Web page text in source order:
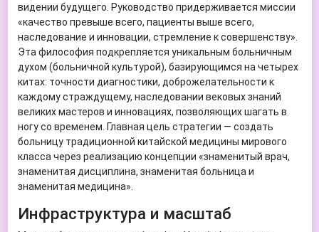
видении будущего. Руководство придерживается миссии
«качество превыше всего, пациенты выше всего,
наследование и инновации, стремление к совершенству».
Эта философия подкрепляется уникальным больничным
духом (больничной культурой), базирующимся на четырех
китах: точности диагностики, доброжелательности к
каждому страждущему, наследовании вековых знаний
великих мастеров и инновациях, позволяющих шагать в
ногу со временем. Главная цель стратегии — создать
больницу традиционной китайской медицины мирового
класса через реализацию концепции «знаменитый врач,
знаменитая дисциплина, знаменитая больница и
знаменитая медицина».
Инфраструктура и масштаб